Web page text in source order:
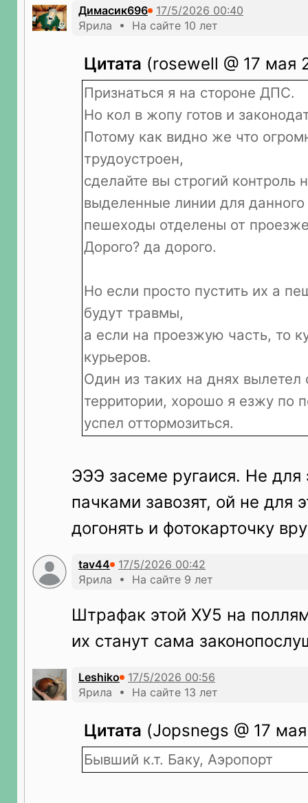
Димасик696
Ярила • На сайте 10 лет
Цитата (rosewell @ 17 мая
Признаться я на стороне ДПС.
Но кол в жопу готов и
Потому как видно же что
трудоустроен,
сделайте вы строгий контроль
выделенные линии для данного
пешеходы отделены от
Дорого? да дорого.
Но если просто пустить их а
будут травмы,
а если на проезжую часть, то
курьеров.
Один из таких на днях
территории, хорошо я езжу по
успел оттормозиться.
ЭЭЭ засеме ругаися. Не для
пачками завозят, ой не для
догонять и фотокарточку
tav44
Ярила • На сайте 9 лет
Штрафак этой ХУ5 на
их станут сама
Leshiko
Ярила • На сайте 13 лет
Цитата (Jopsnegs @ 17
Бывший к.т. Баку, Аэропорт